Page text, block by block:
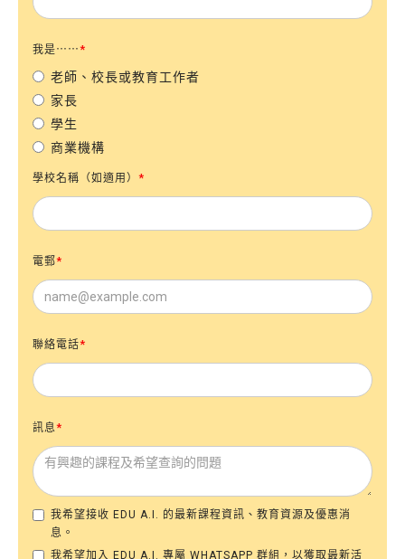
我是⋯⋯*
老師、校長或教育工作者
家長
學生
商業機構
學校名稱（如適用） *
電郵*
聯絡電話*
訊息*
我希望接收 EDU A.I. 的最新課程資訊、教育資源及優惠消
息。
我希望加入 EDU A.I. 專屬 WHATSAPP 群組，以獲取最新活